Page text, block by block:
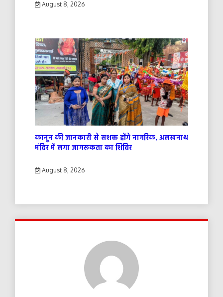
August 8, 2026
कानून की जानकारी से सशक्त होंगे नागरिक, अलखनाथ
मंदिर में लगा जागरूकता का शिविर
August 8, 2026